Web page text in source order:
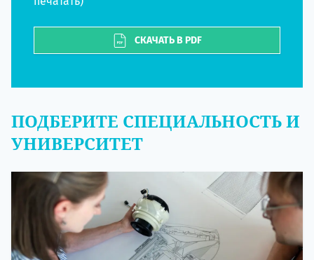
СКАЧАТЬ В PDF
ПОДБЕРИТЕ СПЕЦИАЛЬНОСТЬ И
УНИВЕРСИТЕТ